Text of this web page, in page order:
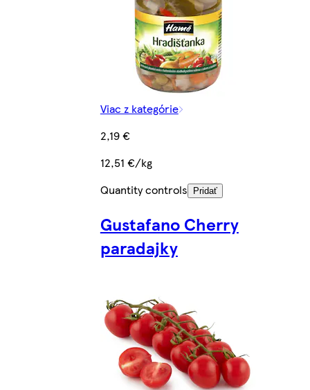
Viac z kategórie
2,19 €
12,51 €/kg
Quantity controls
Pridať
Gustafano Cherry
paradajky